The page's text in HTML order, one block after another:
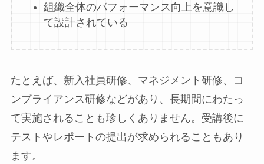
組織全体のパフォーマンス向上を意識し
て設計されている
たとえば、新入社員研修、マネジメント研修、コ
ンプライアンス研修などがあり、長期間にわたっ
て実施されることも珍しくありません。受講後に
テストやレポートの提出が求められることもあり
ます。